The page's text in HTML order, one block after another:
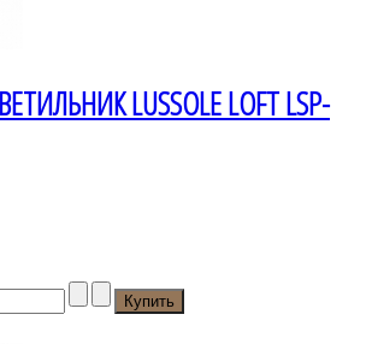
LUSSOLE LOFT LSP-